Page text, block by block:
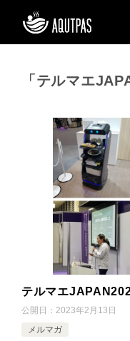
「テルマエ
テルマエ
公開日： 2023年2月13日
メルマガ